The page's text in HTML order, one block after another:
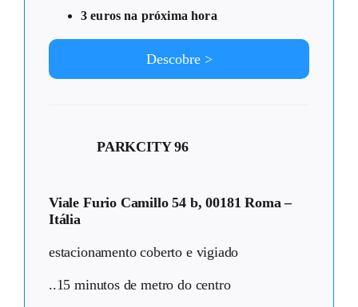
3 euros na próxima hora
Descobre >
PARKCITY 96
Viale Furio Camillo 54 b, 00181 Roma –
Itália
estacionamento coberto e vigiado
..15 minutos de metro do centro